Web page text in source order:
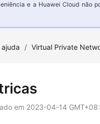
e a Huawei Cloud
/ Virtual Private
em 2023-04-14